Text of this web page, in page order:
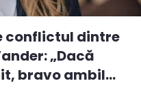
conflictul dintre
„Dacă
bravo ambil...